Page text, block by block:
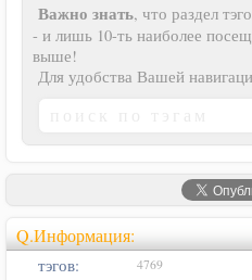
Важно знать, что раздел
- и лишь 10-ть наиболее
выше!
Для удобства Вашей
Q.Информация:
тэгов: 4769